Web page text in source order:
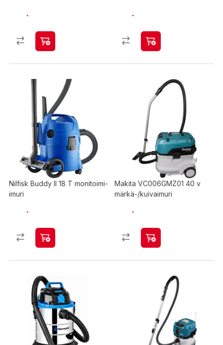
Nilfisk Buddy II 18 T monitoimi-
imuri
Makita VC006GMZ01 40 v
märkä-/kuivaimuri